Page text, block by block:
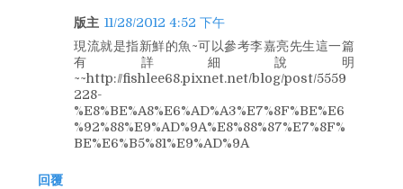
版主 11/28/2012 4:52 下午
現流就是指新鮮的魚~可以參考李嘉亮先生這一篇
有詳細說明
~~http://fishlee68.pixnet.net/blog/post/5559
228-
%E8%BE%A8%E6%AD%A3%E7%8F%BE%E6
%92%88%E9%AD%9A%E8%88%87%E7%8F%
BE%E6%B5%81%E9%AD%9A
回覆